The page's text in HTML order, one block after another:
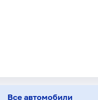
Все автомобили